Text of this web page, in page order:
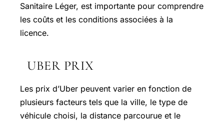
Sanitaire Léger, est importante pour comprendre
les coûts et les conditions associées à la
licence.
UBER PRIX
Les prix d’Uber peuvent varier en fonction de
plusieurs facteurs tels que la ville, le type de
véhicule choisi, la distance parcourue et le